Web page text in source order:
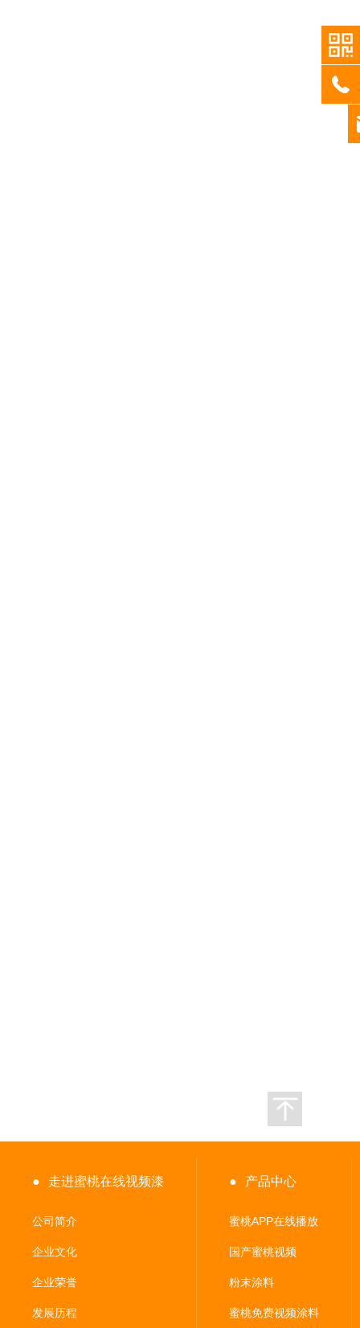
项目总投资22.75亿
张建设，目前已竣工
烯45万吨、氢气1.6
展、打造品质嘉兴提
品。受亚热带季风气
大，因此华泓新材料
防腐要求极高，需要
● 走进蜜桃在线视频漆
公司简介
企业文化
企业荣誉
发展历程
● 产品中心
蜜桃APP在线播放
国产蜜桃视频
粉末涂料
蜜桃免费视频涂料